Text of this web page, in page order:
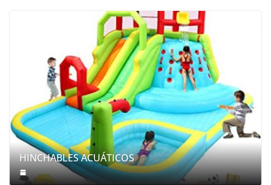
HINCHABLES ACUÁTICOS